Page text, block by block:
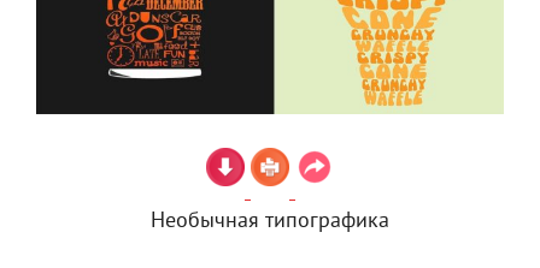
Необычная типографика